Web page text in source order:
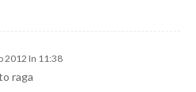
2012 In 11:38
raga